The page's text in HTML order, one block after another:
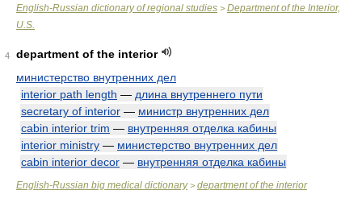
English-Russian dictionary of regional studies > Department of the Interior,
U.S.
4
department of the interior
министерство внутренних дел
interior path length — длина внутреннего пути
secretary of interior — министр внутренних дел
cabin interior trim — внутренняя отделка кабины
interior ministry — министерство внутренних дел
cabin interior decor — внутренняя отделка кабины
English-Russian big medical dictionary> department of the interior